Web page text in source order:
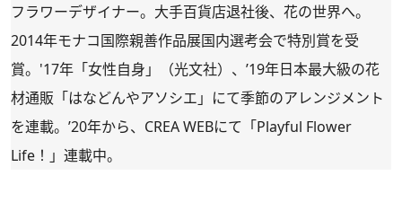
フラワーデザイナー。大手百貨店退社後、花の世界へ。
2014年モナコ国際親善作品展国内選考会で特別賞を受
賞。'17年「女性自身」（光文社）、’19年日本最大級の花
材通販「はなどんやアソシエ 」にて季節のアレンジメント
を連載。’20年から、CREA WEBにて「Playful Flower
Life！ 」連載中。